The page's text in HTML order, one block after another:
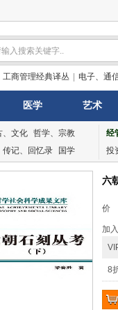
工商管理经典译丛 电子、通
医学 艺术
、文化 哲学、宗教
传记、回忆录 国学
经
投
六
价
加
8